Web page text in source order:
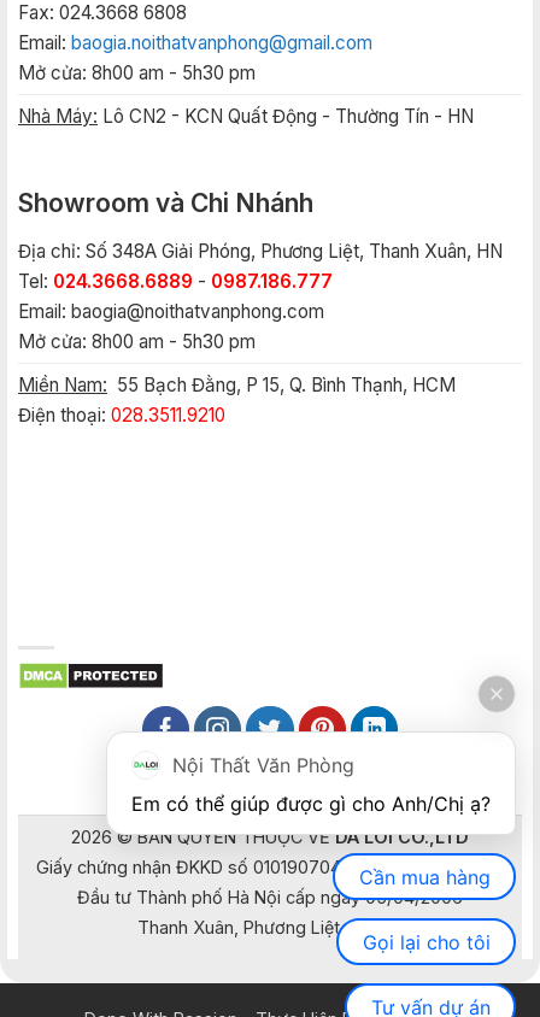
Fax: 024.3668 6808
Email: baogia.noithatvanphong@gmail.com
Mở cửa: 8h00 am - 5h30 pm
Nhà Máy: Lô CN2 - KCN Quất Động - Thường Tín - HN
Showroom và Chi Nhánh
Địa chỉ: Số 348A Giải Phóng, Phương Liệt, Thanh Xuân, HN
Tel: 024.3668.6889 - 0987.186.777
Email: baogia@noithatvanphong.com
Mở cửa: 8h00 am - 5h30 pm
Miền Nam: 55 Bạch Đằng, P 15, Q. Bình Thạnh, HCM
Điện thoại: 028.3511.9210
2026 © BẢN QUYỀN THUỘC VỀDA LOI CO.,LTD
Giấy chứng nhận ĐKKD số 0101907041 do Sở Kế hoạch và
Đầu tư Thành phố Hà Nội cấp ngày 05/04/2006
Thanh Xuân, Phương Liệt, Hà Nội
Nội Thất Văn Phòng
Cần mua hàng
Gọi lại cho tôi
Tư vấn dự án